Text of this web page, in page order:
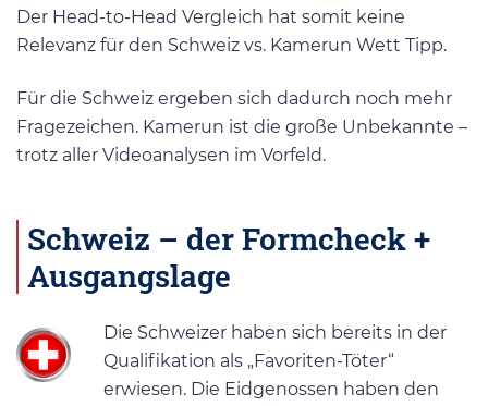
Der Head-to-Head Vergleich hat somit keine
Relevanz für den Schweiz vs. Kamerun Wett Tipp.
Für die Schweiz ergeben sich dadurch noch mehr
Fragezeichen. Kamerun ist die große Unbekannte –
trotz aller Videoanalysen im Vorfeld.
Schweiz – der Formcheck +
Ausgangslage
Die Schweizer haben sich bereits in der
Qualifikation als „Favoriten-Töter“
erwiesen. Die Eidgenossen haben den